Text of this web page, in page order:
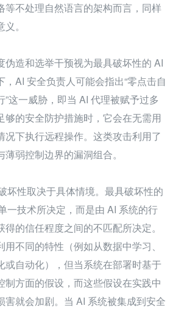
等不处理自然语言的架构而言，同样
。
伪造和选举干预视为最具破坏性的 AI
，AI 安全负责人可能会指出“零点击自
”这一威胁，即当 AI 代理被赋予过多
够的安全防护措施时，它会在无需用
况下执行远程操作。这类攻击利用了
弱控制边界的漏洞组合。
坏性取决于具体情境。最具破坏性的
一技术所决定，而是由 AI 系统的行
得的信任程度之间的不匹配所决定。
不同的特性（例如从数据中学习、
或自动化），但当系统在部署时基于
制方面的假设，而这些假设在实践中
害就会加剧。当 AI 系统被集成到安全